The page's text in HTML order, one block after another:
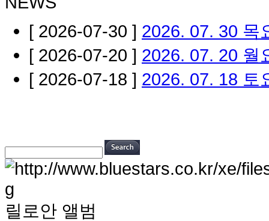
[ 2026-07-30 ] 2026. 07. 30 목
[ 2026-07-20 ] 2026. 07. 20 월
[ 2026-07-18 ] 2026. 07. 18 토
릴로안 앨범